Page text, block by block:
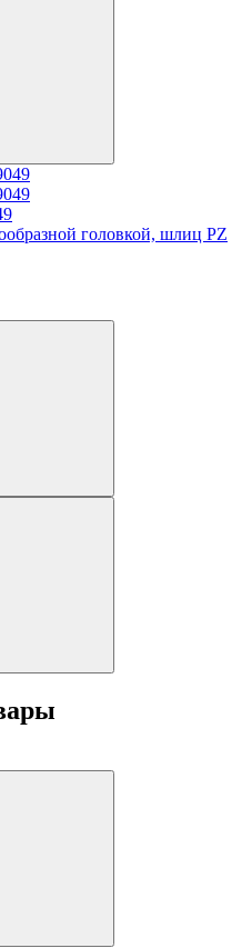
головкой, шлиц PZ